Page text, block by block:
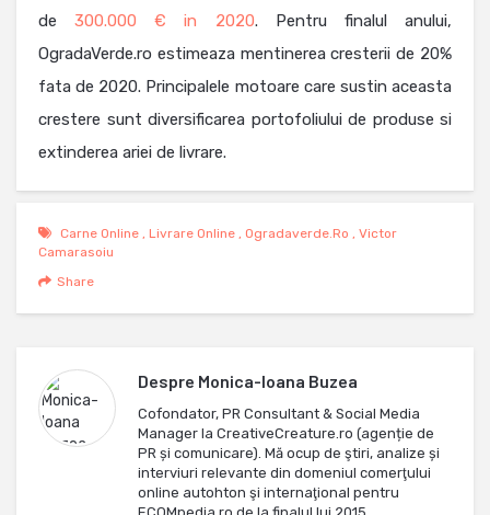
de300.000 € in 2020. Pentru finalul anului,
OgradaVerde.ro estimeaza mentinerea cresterii de 20%
fata de 2020. Principalele motoare care sustin aceasta
crestere sunt diversificarea portofoliului de produse si
extinderea ariei de livrare.
Carne Online , Livrare Online , Ogradaverde.ro , Victor
Camarasoiu
Share
Despre Monica-Ioana Buzea
Cofondator, PR Consultant & Social Media
Manager la CreativeCreature.ro (agenție de
PR și comunicare). Mă ocup de ştiri, analize și
interviuri relevante din domeniul comerţului
online autohton şi internaţional pentru